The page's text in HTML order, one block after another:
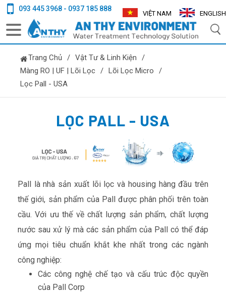
093 445 3968 - 0937 185 888
VIỆT NAM ENGLISH
Trang Chủ / Vật Tư & Linh Kiện
/
Màng RO | UF | Lõi Lọc / Lõi Lọc Micro
/
Lọc Pall - USA
LỌC PALL - USA
Pall là nhà sản xuất lõi lọc và housing hàng đầu trên
thế giới, sản phẩm của Pall được phân phối trên toàn
cầu. Với ưu thế về chất lượng sản phẩm, chất lượng
nước sau xử lý mà các sản phẩm của Pall có thể đáp
ứng mọi tiêu chuẩn khắt khe nhất trong các ngành
công nghiệp:
Các công nghệ chế tạo và cấu trúc độc quyền
của Pall Corp